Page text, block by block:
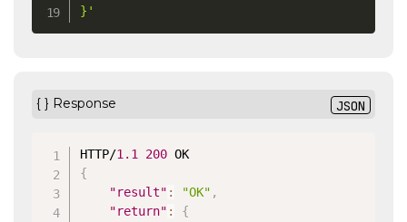
}'
{ } Response JSON
HTTP/1.1 200
{
"result" : "OK" ,
"return" :
{